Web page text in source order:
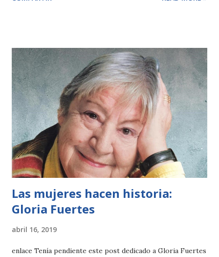
pero cada vez se desvelará uno, levantándose de la cama
Las mujeres hacen historia:
Gloria Fuertes
abril 16, 2019
enlace Tenía pendiente este post dedicado a Gloria Fuertes